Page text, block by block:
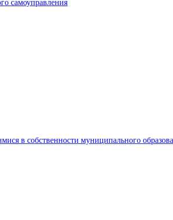
самоуправления
в собственности муниципального